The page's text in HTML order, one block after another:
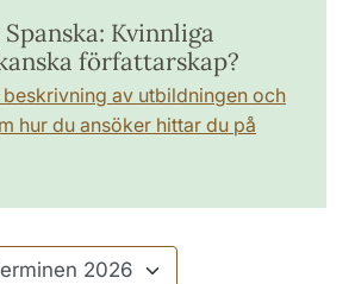
Kvinnliga
författarskap?
av utbildningen och
hur du ansöker hittar du på